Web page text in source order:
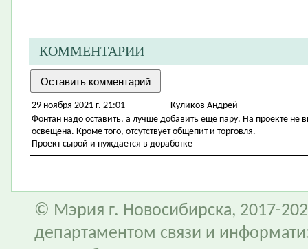
КОММЕНТАРИИ
29 ноября 2021 г. 21:01
Куликов Андрей
Фонтан надо оставить, а лучше добавить еще пару. На проекте не
освещена. Кроме того, отсутствует общепит и торговля.
Проект сырой и нуждается в доработке
© Мэрия г. Новосибирска, 2017-
департаментом связи и